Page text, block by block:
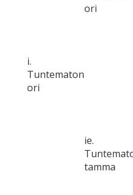
i.
Tuntematon
ori
ori
ie.
tamma